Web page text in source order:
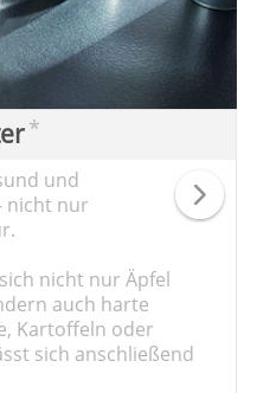
*
und
nicht nur
nicht nur Äpfel
auch harte
Kartoffeln oder
sich anschließend